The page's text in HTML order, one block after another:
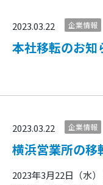
2023.03.22 企業情報
本社移転のお知
2023.03.22 企業情報
横浜営業所の移
2023年3月22日（水